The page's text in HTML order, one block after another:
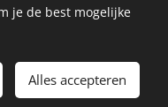
je de best mogelijke
Alles accepteren